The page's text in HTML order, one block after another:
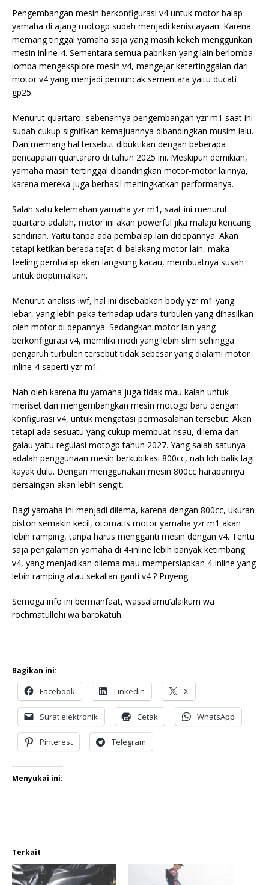
Pengembangan mesin berkonfigurasi v4 untuk motor balap
yamaha di ajang motogp sudah menjadi keniscayaan. Karena
memang tinggal yamaha saja yang masih kekeh menggunkan
mesin inline-4. Sementara semua pabrikan yang lain berlomba-
lomba mengeksplore mesin v4, mengejar ketertinggalan dari
motor v4 yang menjadi pemuncak sementara yaitu ducati
gp25.
Menurut quartaro, sebenarnya pengembangan yzr m1 saat ini
sudah cukup signifikan kemajuannya dibandingkan musim lalu.
Dan memang hal tersebut dibuktikan dengan beberapa
pencapaian quartararo di tahun 2025 ini. Meskipun demikian,
yamaha masih tertinggal dibandingkan motor-motor lainnya,
karena mereka juga berhasil meningkatkan performanya.
Salah satu kelemahan yamaha yzr m1, saat ini menurut
quartaro adalah, motor ini akan powerful jika malaju kencang
sendirian. Yaitu tanpa ada pembalap lain didepannya. Akan
tetapi ketikan bereda te[at di belakang motor lain, maka
feeling pembalap akan langsung kacau, membuatnya susah
untuk dioptimalkan.
Menurut analisis iwf, hal ini disebabkan body yzr m1 yang
lebar, yang lebih peka terhadap udara turbulen yang dihasilkan
oleh motor di depannya. Sedangkan motor lain yang
berkonfigurasi v4, memiliki modi yang lebih slim sehingga
pengaruh turbulen tersebut tidak sebesar yang dialami motor
inline-4 seperti yzr m1.
Nah oleh karena itu yamaha juga tidak mau kalah untuk
meriset dan mengembangkan mesin motogp baru dengan
konfigurasi v4, untuk mengatasi permasalahan tersebut. Akan
tetapi ada sesuatu yang cukup membuat risau, dilema dan
galau yaitu regulasi motogp tahun 2027. Yang salah satunya
adalah penggunaan mesin berkubikasi 800cc, nah loh balik lagi
kayak dulu. Dengan menggunakan mesin 800cc harapannya
persaingan akan lebih sengit.
Bagi yamaha ini menjadi dilema, karena dengan 800cc, ukuran
piston semakin kecil, otomatis motor yamaha yzr m1 akan
lebih ramping, tanpa harus mengganti mesin dengan v4. Tentu
saja pengalaman yamaha di 4-inline lebih banyak ketimbang
v4, yang menjadikan dilema mau mempersiapkan 4-inline yang
lebih ramping atau sekalian ganti v4 ? Puyeng
Semoga info ini bermanfaat, wassalamu’alaikum wa
rochmatullohi wa barokatuh.
Bagikan ini:
Facebook LinkedIn X
Surat elektronik Cetak WhatsApp
Pinterest Telegram
Menyukai ini:
Terkait